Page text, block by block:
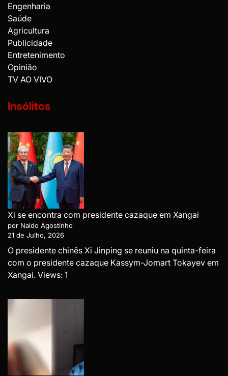
Engenharia
Saúde
Agricultura
Publicidade
Entretenimento
Opinião
TV AO VIVO
Insólitos
Xi se encontra com presidente cazaque em Xangai
por Naldo Agostinho
21 de Julho, 2026
O presidente chinês Xi Jinping se reuniu na quinta-feira
com o presidente cazaque Kassym-Jomart Tokayev em
Xangai. Views: 1